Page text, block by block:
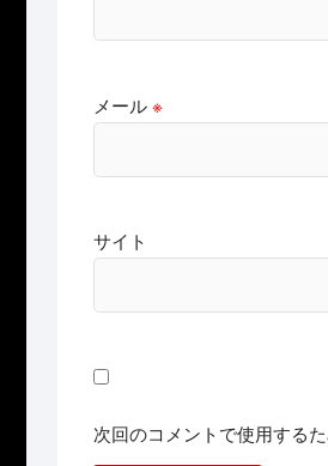
メール ※
サイト
次回のコメントで使用する